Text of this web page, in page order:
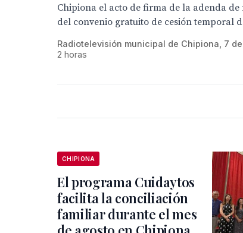
Chipiona el acto de firma de la adenda
del convenio gratuito de cesión temporal
Radiotelevisión municipal de Chipiona, 7
2 horas
CHIPIONA
El programa Cuidaytos
facilita la conciliación
familiar durante el mes